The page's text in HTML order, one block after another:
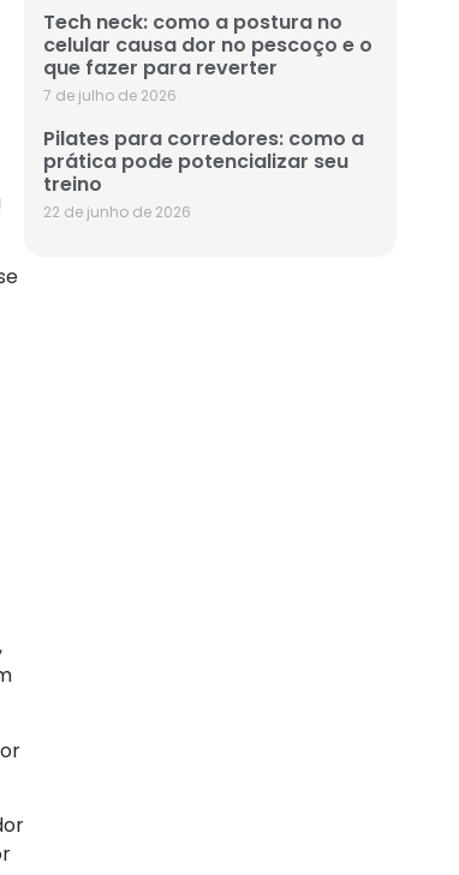
Tech neck: como a postura no
celular causa dor no pescoço e o
que fazer para reverter
7 de julho de 2026
Pilates para corredores: como a
prática pode potencializar seu
treino
22 de junho de 2026